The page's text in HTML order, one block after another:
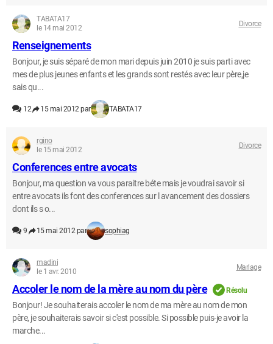
TABATA17
le 14 mai 2012
Divorce
Renseignements
Bonjour, je suis séparé de mon mari depuis juin 2010 je suis parti avec
mes de plus jeunes enfants et les grands sont restés avec leur père,je
sais qu...
12 15 mai 2012 par TABATA17
rgino
le 15 mai 2012
Divorce
Conferences entre avocats
Bonjour, ma question va vous paraitre béte mais je voudrai savoir si
entre avocats ils font des conferences sur l avancement des dossiers
dont ils s o...
9 15 mai 2012 par sophiag
madini
le 1 avr. 2010
Mariage
Accoler le nom de la mère au nom du père Résolu
Bonjour! Je souhaiterais accoler le nom de ma mère au nom de mon
père, je souhaiterais savoir si c'est possible. Si possible puis-je avoir la
marche...